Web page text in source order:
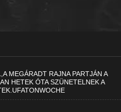
MEGÁRADT RAJNA PARTJÁN A
HETEK ÓTA SZÜNETELNEK A